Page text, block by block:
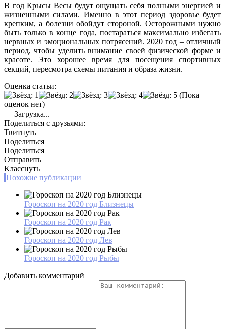
В год Крысы Весы будут ощущать себя полными энергией и
жизненными силами. Именно в этот период здоровье будет
крепким, а болезни обойдут стороной. Осторожными нужно
быть только в конце года, постараться максимально избегать
нервных и эмоциональных потрясений. 2020 год – отличный
период, чтобы уделить внимание своей физической форме и
красоте. Это хорошее время для посещения спортивных
секций, пересмотра схемы питания и образа жизни.
Оценка статьи:
(Пока
оценок нет)
Загрузка...
Поделиться с друзьями:
Твитнуть
Поделиться
Поделиться
Отправить
Класснуть
Похожие публикации
Гороскоп на 2020 год Близнецы
Гороскоп на 2020 год Рак
Гороскоп на 2020 год Лев
Гороскоп на 2020 год Рыбы
Добавить комментарий